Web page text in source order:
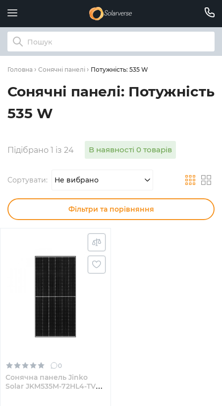
Головна Сонячні панелі Потужність: 535 W
Сонячні панелі: Потужність
535 W
Підібрано 1 із 24 В наявності 0 товарів
Сортувати: Не вибрано
Фільтри та порівняння
0
Сонячна панель Jinko
Solar JKM535M-72HL4-TV